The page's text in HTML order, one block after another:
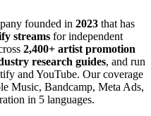
founded in 2023 that has
streams for independent
2,400+ artist promotion
research guides, and run
and YouTube. Our coverage
Music, Bandcamp, Meta Ads,
in 5 languages.